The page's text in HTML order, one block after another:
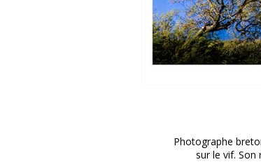
Photographe
sur le vif. Son